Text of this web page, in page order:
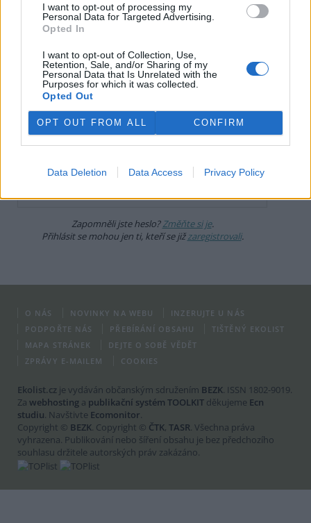
I want to opt-out of processing my
Personal Data for Targeted Advertising.
Opted In
I want to opt-out of Collection, Use,
Retention, Sale, and/or Sharing of my
Personal Data that Is Unrelated with the
Purposes for which it was collected.
Opted Out
OPT OUT FROM ALL CONFIRM
Data Deletion Data Access Privacy Policy
Redakce Ekolistu vítá čtenářské názory, komentáře a postřehy. Tím,
že zde publikujete svůj příspěvek, se ale zároveň zavazujete
vyhrazuje právo smazat diskusní příspěvěk
DO DISKUZE SE MŮŽETE ZAPOJIT PO PŘIHLÁŠENÍ
Zapomněli jste heslo?Změňte si je.
Přihlásit se mohou jen ti, kteří se jižzaregistrovali.
O NÁS NOVINKY NA WEBU
INZERUJTE U NÁS
PODPOŘTE NÁS
PŘEBÍRÁNÍ OBSAHU
TIŠTĚNÝ EKOLIST
MAPA STRÁNEK
DEJTE O SOBĚ VĚDĚT
ZPRÁVY E-MAILEM
COOKIES
Ekolist.cz je vydáván občanským sdružením BEZK. ISSN 1802-9019.
Za webhosting a publikační systém TOOLKIT děkujeme Ecn
studiu. Navštivte Ecomonitor.
Copyright © BEZK. Copyright © ČTK, TASR. Všechna práva
vyhrazena. Publikování nebo šíření obsahu je bez předchozího
souhlasu držitele autorských práv zakázáno.